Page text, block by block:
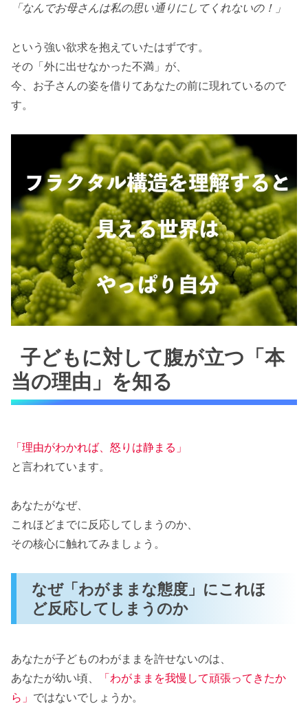
「なんでお母さんは私の思い通りにしてくれないの！」
という強い欲求を抱えていたはずです。
その「外に出せなかった不満」が、
今、お子さんの姿を借りてあなたの前に現れているので
す。
子どもに対して腹が立つ「本
当の理由」を知る
「理由がわかれば、怒りは静まる」
と言われています。
あなたがなぜ、
これほどまでに反応してしまうのか、
その核心に触れてみましょう。
なぜ「わがままな態度」にこれほ
ど反応してしまうのか
あなたが子どものわがままを許せないのは、
あなたが幼い頃、
「わがままを我慢して頑張ってきたか
ら」 ではないでしょうか。